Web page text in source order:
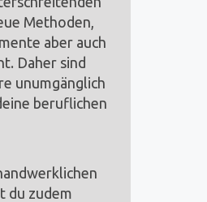
Methoden,
aber auch
Daher sind
unumgänglich
beruflichen
du zudem